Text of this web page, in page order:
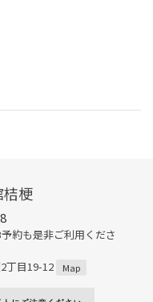
桔梗
約も是非ご利用くださ
丁目19-12
Map